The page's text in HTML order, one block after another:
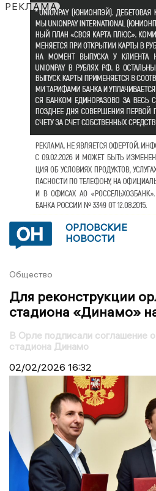
РЕКЛАМА
ОРЛОВСКИЕ
НОВОСТИ
Общество
Для реконструкции
стадиона «Динамо»
В Орле подписали соглашение
стадиона Динамо
02/02/2026 16:32